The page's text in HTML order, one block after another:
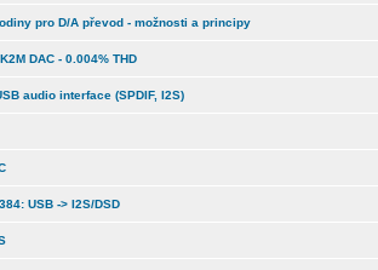
pro D/A převod - možnosti a principy
DAC - 0.004% THD
audio interface (SPDIF, I2S)
USB -> I2S/DSD